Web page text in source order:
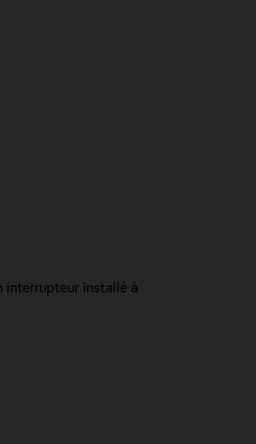
interrupteur installé à